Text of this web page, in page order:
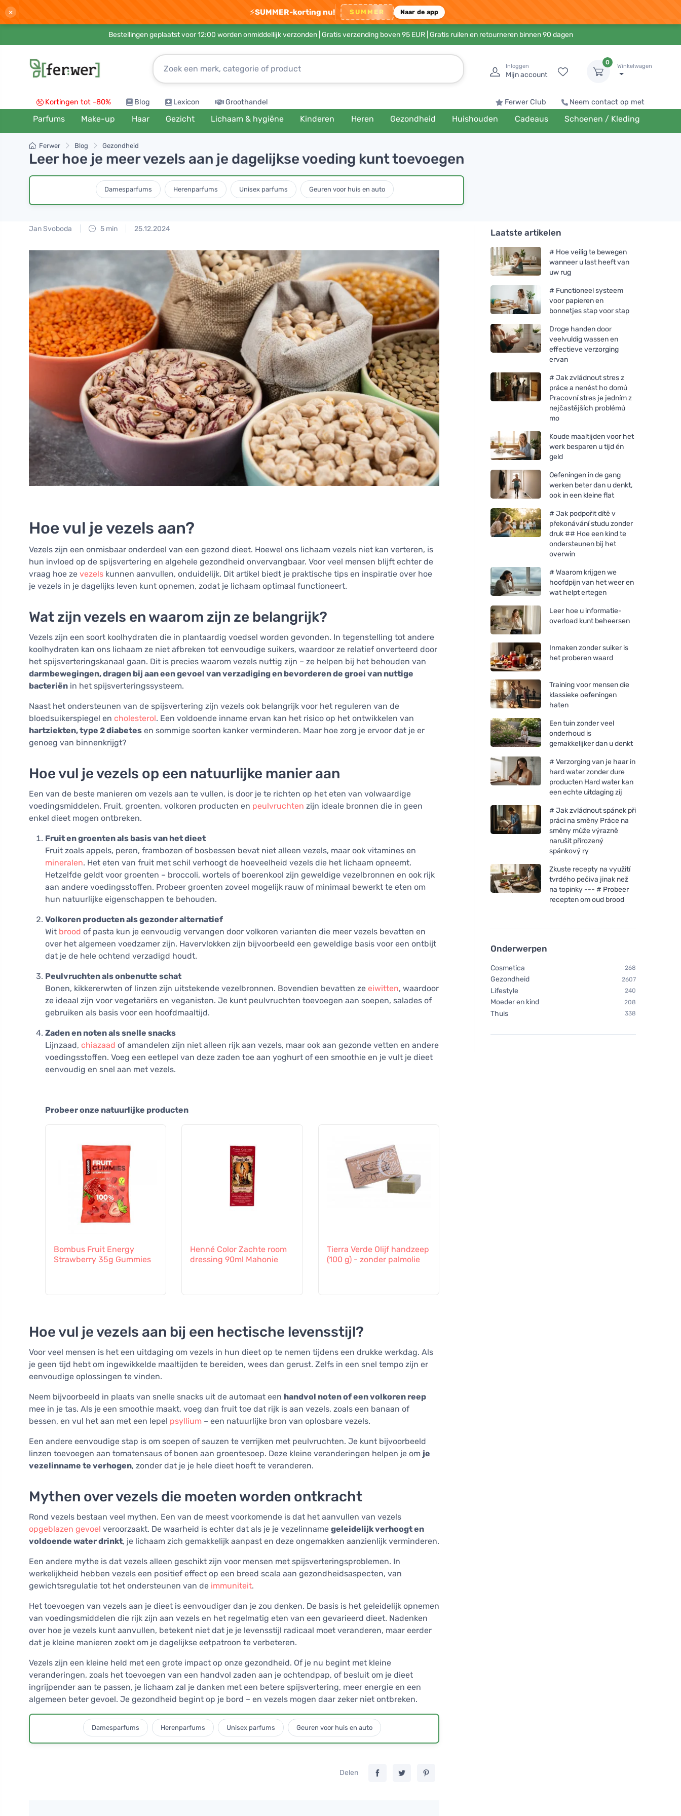
× ⚡SUMMER-korting nu! SUMMER Naar de app
Bestellingen geplaatst voor 12:00 worden onmiddellijk verzonden | Gratis verzending boven 95 EUR| Gratis ruilen en retourneren binnen 90 dagen
Inloggen
Mijn account
0
Winkelwagen
Kortingen tot -80% Blog Lexicon Groothandel Ferwer Club Neem contact op met
Parfums Make-up Haar Gezicht Lichaam & hygiëne Kinderen Heren Gezondheid Huishouden Cadeaus Schoenen / Kleding
Ferwer Blog Gezondheid
Leer hoe je meer vezels aan je dagelijkse voeding kunt toevoegen
Damesparfums Herenparfums Unisex parfums Geuren voor huis en auto
Jan Svoboda 5 min 25.12.2024
Hoe vul je vezels aan?
Vezels zijn een onmisbaar onderdeel van een gezond dieet. Hoewel ons lichaam vezels niet kan verteren, is
hun invloed op de spijsvertering en algehele gezondheid onvervangbaar. Voor veel mensen blijft echter de
vraag hoe ze vezels kunnen aanvullen, onduidelijk. Dit artikel biedt je praktische tips en inspiratie over hoe
je vezels in je dagelijks leven kunt opnemen, zodat je lichaam optimaal functioneert.
Wat zijn vezels en waarom zijn ze belangrijk?
Vezels zijn een soort koolhydraten die in plantaardig voedsel worden gevonden. In tegenstelling tot andere
koolhydraten kan ons lichaam ze niet afbreken tot eenvoudige suikers, waardoor ze relatief onverteerd door
het spijsverteringskanaal gaan. Dit is precies waarom vezels nuttig zijn – ze helpen bij het behouden van
darmbewegingen, dragen bij aan een gevoel van verzadiging en bevorderen de groei van nuttige
bacteriën in het spijsverteringssysteem.
Naast het ondersteunen van de spijsvertering zijn vezels ook belangrijk voor het reguleren van de
bloedsuikerspiegel en cholesterol. Een voldoende inname ervan kan het risico op het ontwikkelen van
hartziekten, type 2 diabetes en sommige soorten kanker verminderen. Maar hoe zorg je ervoor dat je er
genoeg van binnenkrijgt?
Hoe vul je vezels op een natuurlijke manier aan
Een van de beste manieren om vezels aan te vullen, is door je te richten op het eten van volwaardige
voedingsmiddelen. Fruit, groenten, volkoren producten en peulvruchten zijn ideale bronnen die in geen
enkel dieet mogen ontbreken.
Fruit en groenten als basis van het dieet
Fruit zoals appels, peren, frambozen of bosbessen bevat niet alleen vezels, maar ook vitamines en
mineralen. Het eten van fruit met schil verhoogt de hoeveelheid vezels die het lichaam opneemt.
Hetzelfde geldt voor groenten – broccoli, wortels of boerenkool zijn geweldige vezelbronnen en ook rijk
aan andere voedingsstoffen. Probeer groenten zoveel mogelijk rauw of minimaal bewerkt te eten om
hun natuurlijke eigenschappen te behouden.
Volkoren producten als gezonder alternatief
Wit brood of pasta kun je eenvoudig vervangen door volkoren varianten die meer vezels bevatten en
over het algemeen voedzamer zijn. Havervlokken zijn bijvoorbeeld een geweldige basis voor een ontbijt
dat je de hele ochtend verzadigd houdt.
Peulvruchten als onbenutte schat
Bonen, kikkererwten of linzen zijn uitstekende vezelbronnen. Bovendien bevatten ze eiwitten, waardoor
ze ideaal zijn voor vegetariërs en veganisten. Je kunt peulvruchten toevoegen aan soepen, salades of
gebruiken als basis voor een hoofdmaaltijd.
Zaden en noten als snelle snacks
Lijnzaad, chiazaad of amandelen zijn niet alleen rijk aan vezels, maar ook aan gezonde vetten en andere
voedingsstoffen. Voeg een eetlepel van deze zaden toe aan yoghurt of een smoothie en je vult je dieet
eenvoudig en snel aan met vezels.
Probeer onze natuurlijke producten
Bombus Fruit Energy
Strawberry 35g Gummies
Henné Color Zachte room
dressing 90ml Mahonie
Tierra Verde Olijf handzeep
(100 g) - zonder palmolie
Hoe vul je vezels aan bij een hectische levensstijl?
Voor veel mensen is het een uitdaging om vezels in hun dieet op te nemen tijdens een drukke werkdag. Als
je geen tijd hebt om ingewikkelde maaltijden te bereiden, wees dan gerust. Zelfs in een snel tempo zijn er
eenvoudige oplossingen te vinden.
Neem bijvoorbeeld in plaats van snelle snacks uit de automaat een handvol noten of een volkoren reep
mee in je tas. Als je een smoothie maakt, voeg dan fruit toe dat rijk is aan vezels, zoals een banaan of
bessen, en vul het aan met een lepel psyllium – een natuurlijke bron van oplosbare vezels.
Een andere eenvoudige stap is om soepen of sauzen te verrijken met peulvruchten. Je kunt bijvoorbeeld
linzen toevoegen aan tomatensaus of bonen aan groentesoep. Deze kleine veranderingen helpen je om je
vezelinname te verhogen, zonder dat je je hele dieet hoeft te veranderen.
Mythen over vezels die moeten worden ontkracht
Rond vezels bestaan veel mythen. Een van de meest voorkomende is dat het aanvullen van vezels
opgeblazen gevoel veroorzaakt. De waarheid is echter dat als je je vezelinname geleidelijk verhoogt en
voldoende water drinkt, je lichaam zich gemakkelijk aanpast en deze ongemakken aanzienlijk verminderen.
Een andere mythe is dat vezels alleen geschikt zijn voor mensen met spijsverteringsproblemen. In
werkelijkheid hebben vezels een positief effect op een breed scala aan gezondheidsaspecten, van
gewichtsregulatie tot het ondersteunen van de immuniteit.
Het toevoegen van vezels aan je dieet is eenvoudiger dan je zou denken. De basis is het geleidelijk opnemen
van voedingsmiddelen die rijk zijn aan vezels en het regelmatig eten van een gevarieerd dieet. Nadenken
over hoe je vezels kunt aanvullen, betekent niet dat je je levensstijl radicaal moet veranderen, maar eerder
dat je kleine manieren zoekt om je dagelijkse eetpatroon te verbeteren.
Vezels zijn een kleine held met een grote impact op onze gezondheid. Of je nu begint met kleine
veranderingen, zoals het toevoegen van een handvol zaden aan je ochtendpap, of besluit om je dieet
ingrijpender aan te passen, je lichaam zal je danken met een betere spijsvertering, meer energie en een
algemeen beter gevoel. Je gezondheid begint op je bord – en vezels mogen daar zeker niet ontbreken.
Damesparfums Herenparfums Unisex parfums Geuren voor huis en auto
Delen
Laatste artikelen
# Hoe veilig te bewegen
wanneer u last heeft van
uw rug
# Functioneel systeem
voor papieren en
bonnetjes stap voor stap
Droge handen door
veelvuldig wassen en
effectieve verzorging
ervan
# Jak zvládnout stres z
práce a nenést ho domů
Pracovní stres je jedním z
nejčastějších problémů
mo
Koude maaltijden voor het
werk besparen u tijd én
geld
Oefeningen in de gang
werken beter dan u denkt,
ook in een kleine flat
# Jak podpořit dítě v
překonávání studu zonder
druk ## Hoe een kind te
ondersteunen bij het
overwin
# Waarom krijgen we
hoofdpijn van het weer en
wat helpt ertegen
Leer hoe u informatie-
overload kunt beheersen
Inmaken zonder suiker is
het proberen waard
Training voor mensen die
klassieke oefeningen
haten
Een tuin zonder veel
onderhoud is
gemakkelijker dan u denkt
# Verzorging van je haar in
hard water zonder dure
producten Hard water kan
een echte uitdaging zij
# Jak zvládnout spánek při
práci na směny Práce na
směny může výrazně
narušit přirozený
spánkový ry
Zkuste recepty na využití
tvrdého pečiva jinak než
na topinky --- # Probeer
recepten om oud brood
Onderwerpen
Cosmetica 268
Gezondheid 2607
Lifestyle 240
Moeder en kind 208
Thuis 338